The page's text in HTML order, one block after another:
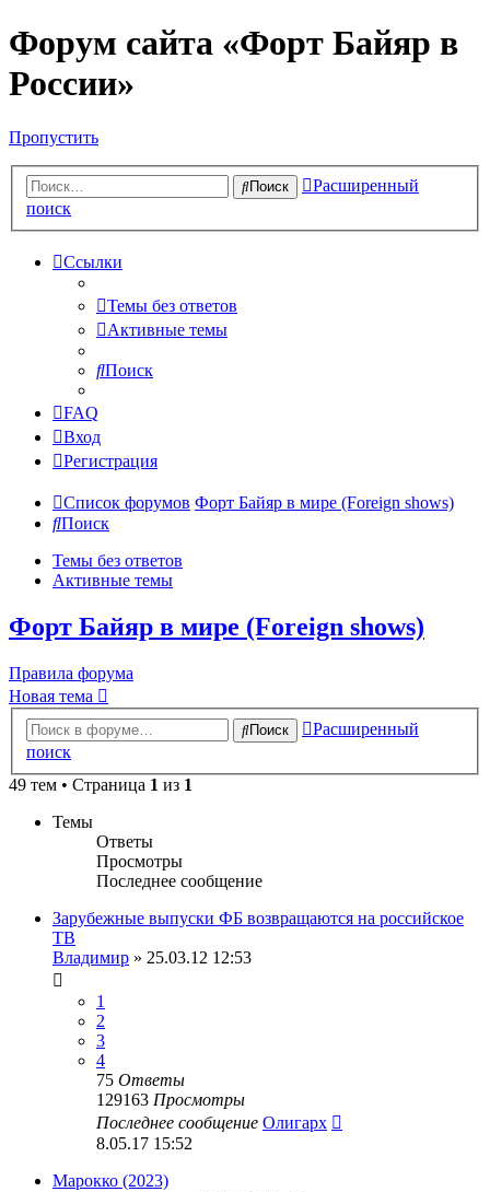
Форум сайта «Форт Байяр в
России»
Пропустить
Поиск
Расширенный
поиск
Ссылки
Темы без ответов
Активные темы
Поиск
FAQ
Вход
Регистрация
Список форумов Форт Байяр в мире (Foreign shows)
Поиск
Темы без ответов
Активные темы
Форт Байяр в мире (Foreign shows)
Правила форума
Новая тема
Поиск
Расширенный
поиск
49 тем • Страница 1 из 1
Темы
Ответы
Просмотры
Последнее сообщение
Зарубежные выпуски ФБ возвращаются на российское
ТВ
Владимир » 25.03.12 12:53
1
2
3
4
75 Ответы
129163 Просмотры
Последнее сообщение Олигарх
8.05.17 15:52
Марокко (2023)